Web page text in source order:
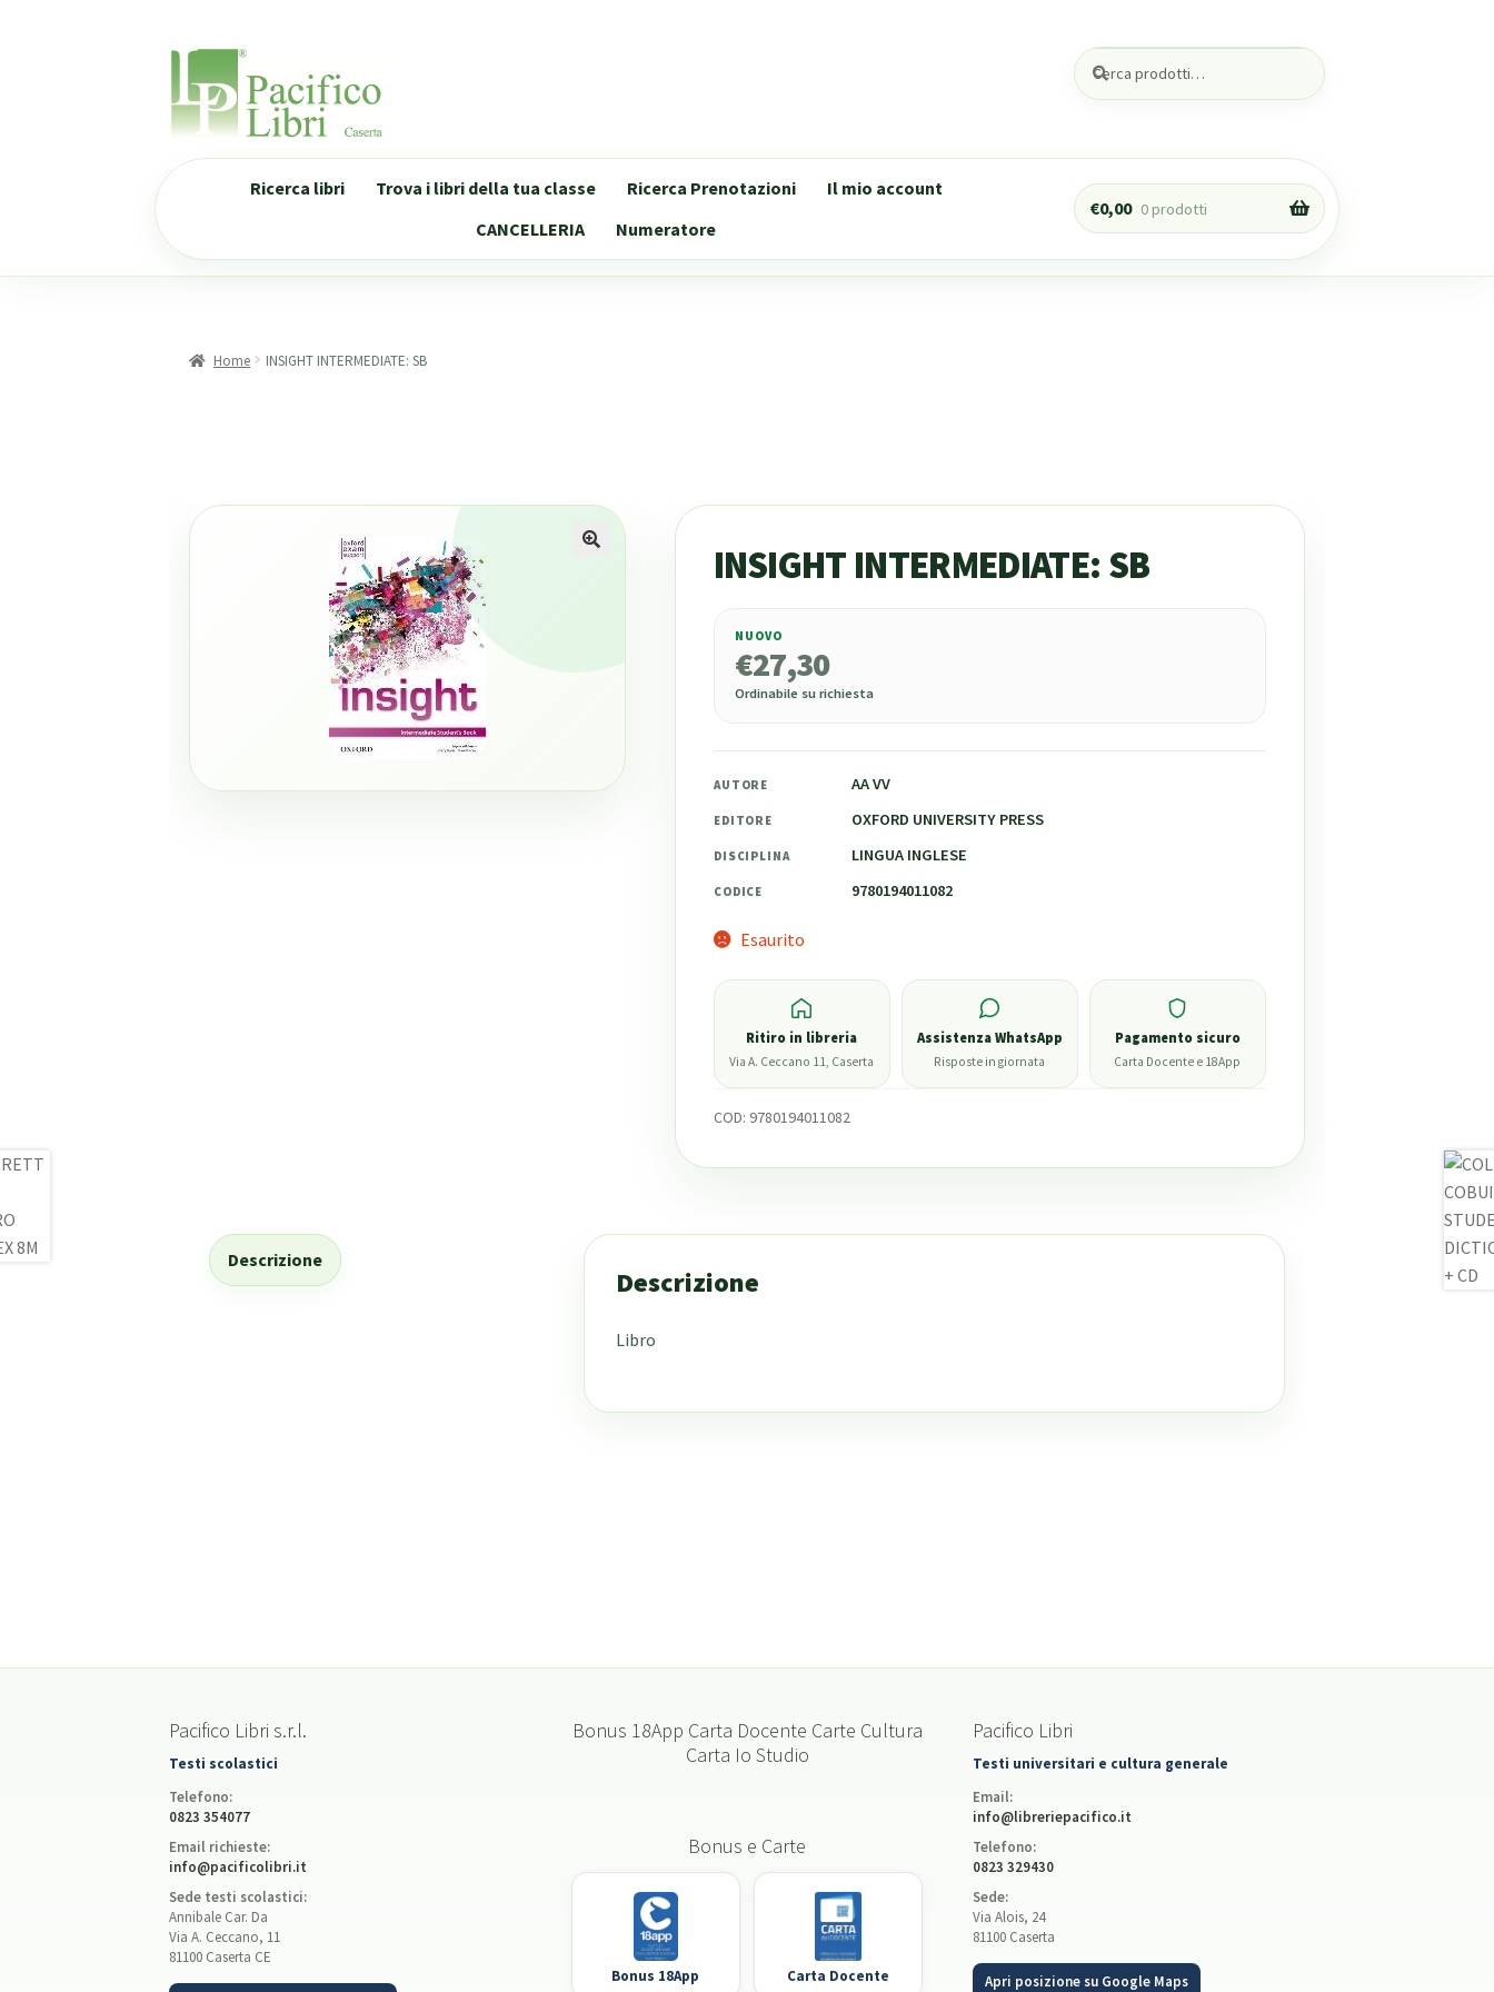
Vai
alla
navigazione
Vai
contenuto
Cerca:
Cerca
Ricerca libri Trova i libri della tua classe Ricerca Prenotazioni
Il mio account
CANCELLERIA
Numeratore
€0,00 0 prodotti
Home INSIGHT INTERMEDIATE: SB
INSIGHT INTERMEDIATE: SB
27,30
NUOVO
€27,30
Ordinabile su richiesta
AUTORE AA VV
EDITORE OXFORD UNIVERSITY PRESS
DISCIPLINA LINGUA INGLESE
CODICE 9780194011082
Esaurito
Ritiro in libreria
Via A. Ceccano 11, Caserta
Assistenza WhatsApp
Risposte in giornata
Pagamento sicuro
Carta Docente e 18App
COD: 9780194011082
Descrizione
Descrizione
Libro
Pacifico Libri s.r.l.
Testi scolastici
Telefono:
0823 354077
Email richieste:
info@pacificolibri.it
Sede testi scolastici:
Annibale Car. Da
Via A. Ceccano, 11
81100 Caserta CE
Bonus 18App Carta Docente Carte Cultura
Carta Io Studio
Bonus e Carte
Bonus 18App Carta Docente
Pacifico Libri
Testi universitari e cultura generale
Email:
info@libreriepacifico.it
Telefono:
0823 329430
Sede:
Via Alois, 24
81100 Caserta
Apri posizione su Google Maps